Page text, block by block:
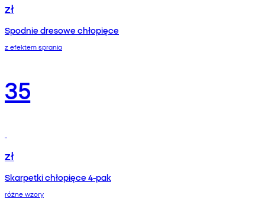
zł
Spodnie dresowe chłopięce
z efektem sprania
35
zł
Skarpetki chłopięce 4-pak
różne wzory